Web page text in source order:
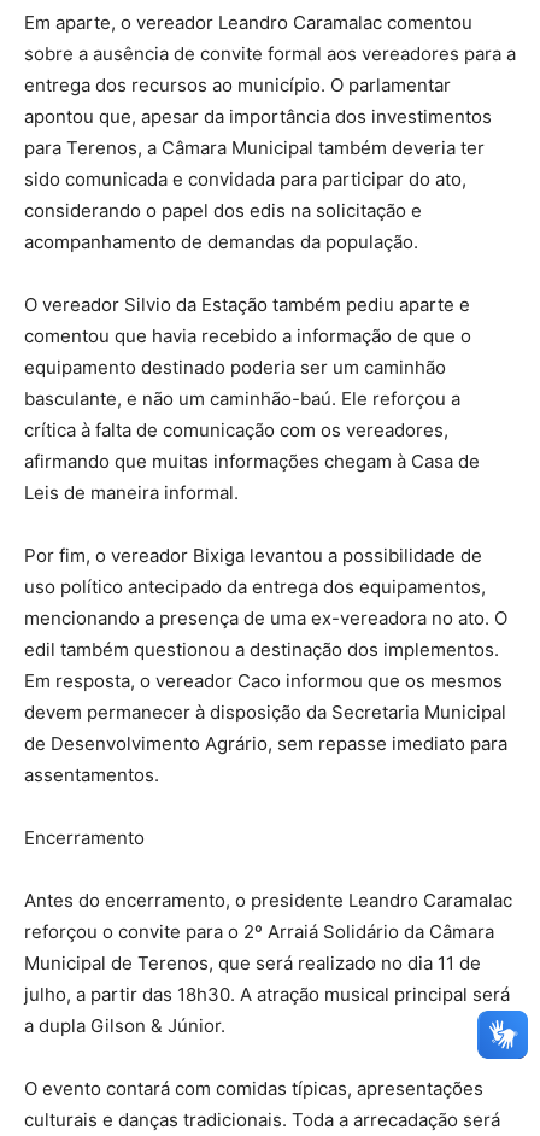
Em aparte, o vereador Leandro Caramalac comentou
sobre a ausência de convite formal aos vereadores para a
entrega dos recursos ao município. O parlamentar
apontou que, apesar da importância dos investimentos
para Terenos, a Câmara Municipal também deveria ter
sido comunicada e convidada para participar do ato,
considerando o papel dos edis na solicitação e
acompanhamento de demandas da população.
O vereador Silvio da Estação também pediu aparte e
comentou que havia recebido a informação de que o
equipamento destinado poderia ser um caminhão
basculante, e não um caminhão-baú. Ele reforçou a
crítica à falta de comunicação com os vereadores,
afirmando que muitas informações chegam à Casa de
Leis de maneira informal.
Por fim, o vereador Bixiga levantou a possibilidade de
uso político antecipado da entrega dos equipamentos,
mencionando a presença de uma ex-vereadora no ato. O
edil também questionou a destinação dos implementos.
Em resposta, o vereador Caco informou que os mesmos
devem permanecer à disposição da Secretaria Municipal
de Desenvolvimento Agrário, sem repasse imediato para
assentamentos.
Encerramento
Antes do encerramento, o presidente Leandro Caramalac
reforçou o convite para o 2º Arraiá Solidário da Câmara
Municipal de Terenos, que será realizado no dia 11 de
julho, a partir das 18h30. A atração musical principal será
a dupla Gilson & Júnior.
O evento contará com comidas típicas, apresentações
culturais e danças tradicionais. Toda a arrecadação será